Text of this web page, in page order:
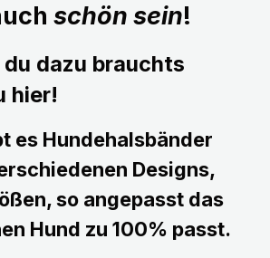
schön sein!
dazu brauchts
hier!
es Hundehalsbänder
Designs,
so angepasst das
Hund zu 100% passt.